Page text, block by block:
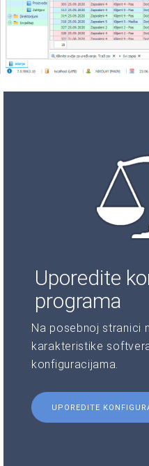
Uporedite
programa
Na posebnoj stranici
karakteristike
konfiguracijama.
UPOREDITE